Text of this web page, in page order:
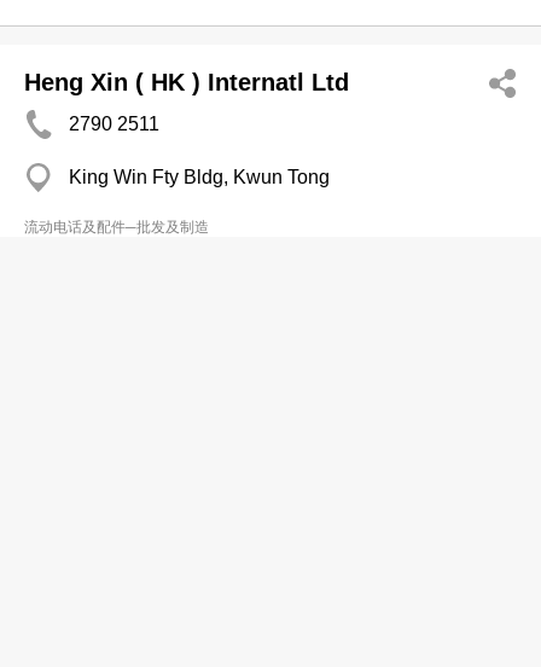
Heng Xin ( HK ) Internatl Ltd
2790 2511
King Win Fty Bldg, Kwun Tong
流动电话及配件─批发及制造